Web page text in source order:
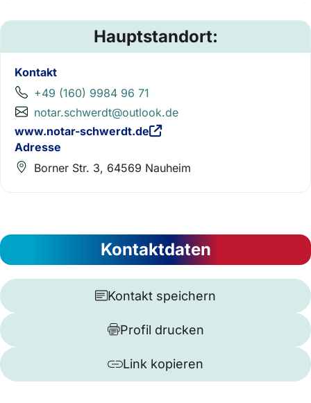
Hauptstandort:
Kontakt
+49 (160) 9984 96 71
notar.schwerdt@outlook.de
www.notar-schwerdt.de
Adresse
Borner Str. 3, 64569 Nauheim
Kontaktdaten
Kontakt speichern
Profil drucken
Link kopieren